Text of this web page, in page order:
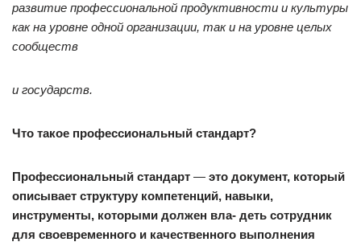
развитие профессиональной продуктивности и культуры
как на уровне одной организации, так и на уровне целых
сообществ
и государств.
Что такое профессиональный стандарт?
Профессиональный стандарт — это документ, который
описывает структуру компетенций, навыки,
инструменты, которыми должен вла- деть сотрудник
для своевременного и качественного выполнения